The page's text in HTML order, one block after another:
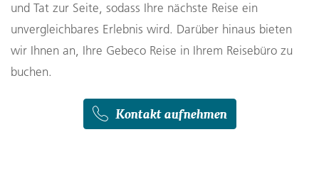
und Tat zur Seite, sodass Ihre nächste Reise ein
unvergleichbares Erlebnis wird. Darüber hinaus bieten
wir Ihnen an, Ihre Gebeco Reise in Ihrem Reisebüro zu
buchen.
Kontakt aufnehmen